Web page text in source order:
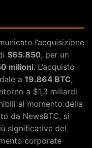
l’acquisizione
$65.850, per un
milioni. L’acquisto
a 19.864 BTC,
a $1,3 miliardi
al momento della
da NewsBTC, si
significative del
corporate